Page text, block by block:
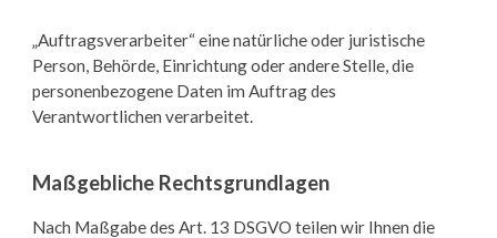
„Auftragsverarbeiter“ eine natürliche oder juristische
Person, Behörde, Einrichtung oder andere Stelle, die
personenbezogene Daten im Auftrag des
Verantwortlichen verarbeitet.
Maßgebliche Rechtsgrundlagen
Nach Maßgabe des Art. 13 DSGVO teilen wir Ihnen die